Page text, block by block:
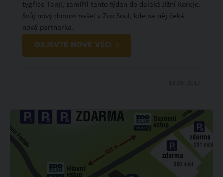
tygřice Tanji, zamířil tento týden do daleké Jižní Koreje.
Svůj nový domov našel v Zoo Soul, kde na něj čeká
nová partnerka.
OBJEVTE NOVÉ VĚCI